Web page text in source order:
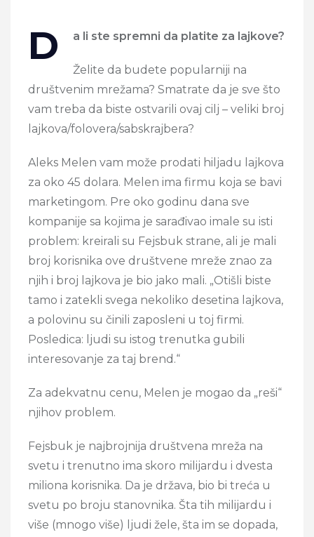
D a li ste spremni da platite za lajkove?
Želite da budete popularniji na
društvenim mrežama? Smatrate da je sve što
vam treba da biste ostvarili ovaj cilj – veliki broj
lajkova/folovera/sabskrajbera?
Aleks Melen vam može prodati hiljadu lajkova
za oko 45 dolara. Melen ima firmu koja se bavi
marketingom. Pre oko godinu dana sve
kompanije sa kojima je sarađivao imale su isti
problem: kreirali su Fejsbuk strane, ali je mali
broj korisnika ove društvene mreže znao za
njih i broj lajkova je bio jako mali. „Otišli biste
tamo i zatekli svega nekoliko desetina lajkova,
a polovinu su činili zaposleni u toj firmi.
Posledica: ljudi su istog trenutka gubili
interesovanje za taj brend.“
Za adekvatnu cenu, Melen je mogao da „reši“
njihov problem.
Fejsbuk je najbrojnija društvena mreža na
svetu i trenutno ima skoro milijardu i dvesta
miliona korisnika. Da je država, bio bi treća u
svetu po broju stanovnika. Šta tih milijardu i
više (mnogo više) ljudi žele, šta im se dopada,